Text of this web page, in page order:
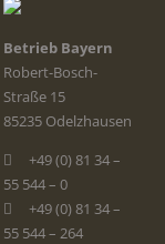
Betrieb Bayern
Robert-Bosch-
Straße 15
85235 Odelzhausen
+49 (0) 81 34 –
55 544 – 0
+49 (0) 81 34 –
55 544 – 264